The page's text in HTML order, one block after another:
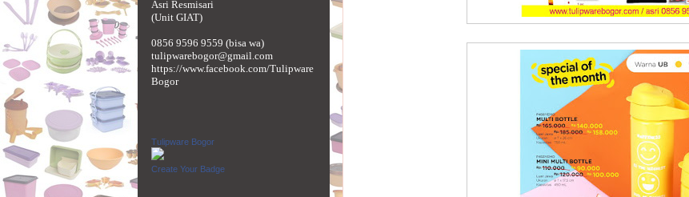
Asri Resmisari
(Unit GIAT)
0856 9596 9559 (bisa wa)
tulipwarebogor@gmail.com
https://www.facebook.com/Tulipware
Bogor
Tulipware Bogor
Create Your Badge